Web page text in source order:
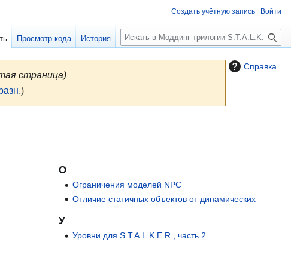
Справка
страница)
)
О
Ограничения моделей NPC
Отличие статичных объектов от динамических
У
Уровни для S.T.A.L.K.E.R., часть 2
Создать учётную запись Войти
Просмотр кода История
П
о
и